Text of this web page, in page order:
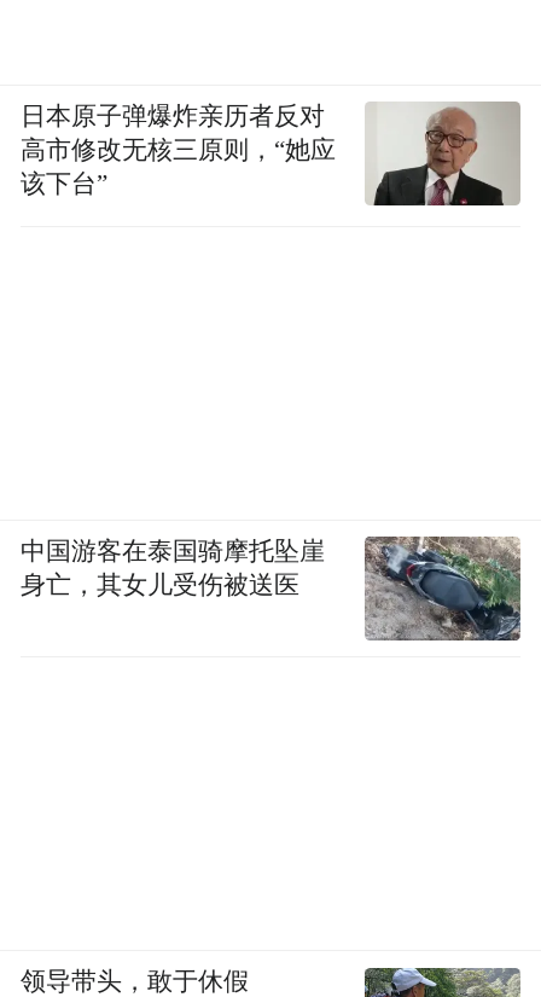
日本原子弹爆炸亲历者反对
高市修改无核三原则，“她应
该下台”
中国游客在泰国骑摩托坠崖
身亡，其女儿受伤被送医
领导带头，敢于休假